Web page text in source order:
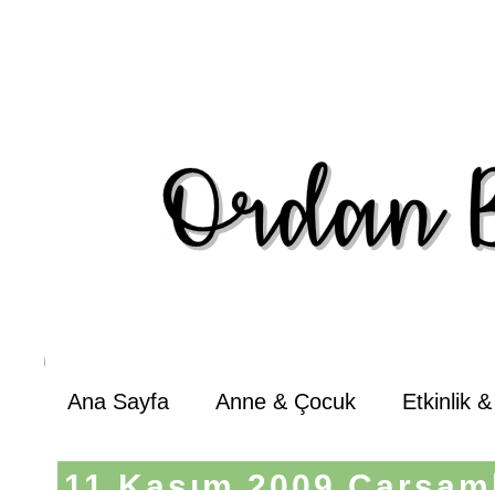
Ana Sayfa Anne & Çocuk Etkinlik